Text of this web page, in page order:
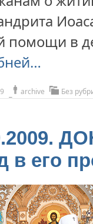
помощи в
archive Без
в его